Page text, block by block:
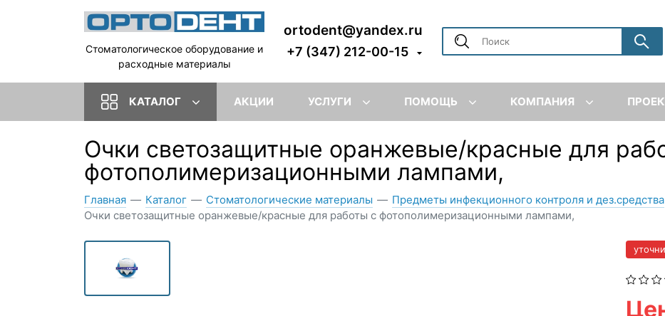
Стоматологическое оборудование и
расходные материалы
ortodent@yandex.ru
+7 (347) 212-00-15
КАТАЛОГ АКЦИИ УСЛУГИ ПОМОЩЬ КОМПАНИЯ
Очки светозащитные оранжевые/красные для
фотополимеризационными лампами,
Главная — Каталог — Стоматологические материалы — Предметы инфекционного контроля и дез.средства
Очки светозащитные оранжевые/красные для работы с фотополимеризационными лампами,